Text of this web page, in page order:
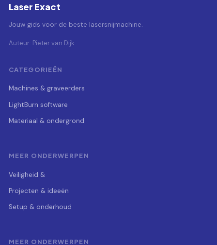
Laser Exact
Jouw gids voor de beste lasersnijmachine.
Auteur: Pieter van Dijk
CATEGORIEËN
Machines & graveerders
LightBurn software
Materiaal & ondergrond
MEER ONDERWERPEN
Veiligheid &
Projecten & ideeën
Setup & onderhoud
MEER ONDERWERPEN